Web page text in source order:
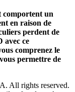
comportent un
en raison de
perdent de
avec ce
comprenez le
permettre de
All rights reserved.